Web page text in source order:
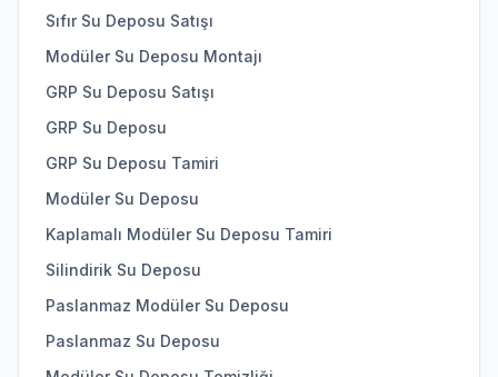
Sıfır Su Deposu Satışı
Modüler Su Deposu Montajı
GRP Su Deposu Satışı
GRP Su Deposu
GRP Su Deposu Tamiri
Modüler Su Deposu
Kaplamalı Modüler Su Deposu Tamiri
Silindirik Su Deposu
Paslanmaz Modüler Su Deposu
Paslanmaz Su Deposu